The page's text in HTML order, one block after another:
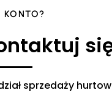
KONTO?
sprzedaży